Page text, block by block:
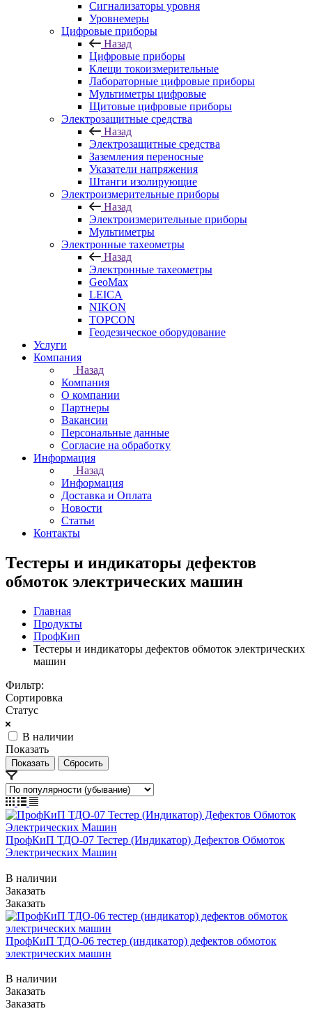
Сигнализаторы уровня
Уровнемеры
Цифровые приборы
Назад
Цифровые приборы
Клещи токоизмерительные
Лабораторные цифровые приборы
Мультиметры цифровые
Щитовые цифровые приборы
Электрозащитные средства
Назад
Электрозащитные средства
Заземления переносные
Указатели напряжения
Штанги изолирующие
Электроизмерительные приборы
Назад
Электроизмерительные приборы
Мультиметры
Электронные тахеометры
Назад
Электронные тахеометры
GeoMax
LEICA
NIKON
TOPCON
Геодезическое оборудование
Услуги
Компания
Назад
Компания
О компании
Партнеры
Вакансии
Персональные данные
Согласие на обработку
Информация
Назад
Информация
Доставка и Оплата
Новости
Статьи
Контакты
Тестеры и индикаторы дефектов
обмоток электрических машин
Главная
Продукты
ПрофКип
Тестеры и индикаторы дефектов обмоток электрических
машин
Фильтр:
Сортировка
Статус
В наличии
Показать
Сбросить
ПрофКиП ТДО-07 Тестер (Индикатор) Дефектов Обмоток
Электрических Машин
В наличии
Заказать
Заказать
ПрофКиП ТДО-06 тестер (индикатор) дефектов обмоток
электрических машин
В наличии
Заказать
Заказать